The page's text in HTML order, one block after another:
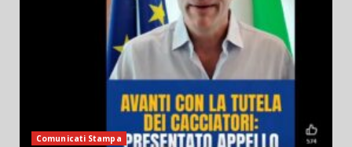
Comunicati Stampa